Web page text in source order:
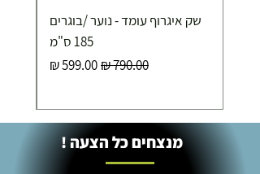
מוצרי כושר ( בלבד) ניתן לאסוף ממחסני החברה בת"א
שק איגרוף עומד - נוער /בוגרים
185 ס"מ
מחיר רגילמחיר מבצע
מנצחים כל הצעה !